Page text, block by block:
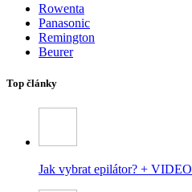
Rowenta
Panasonic
Remington
Beurer
Top články
Jak vybrat epilátor? + VIDEO